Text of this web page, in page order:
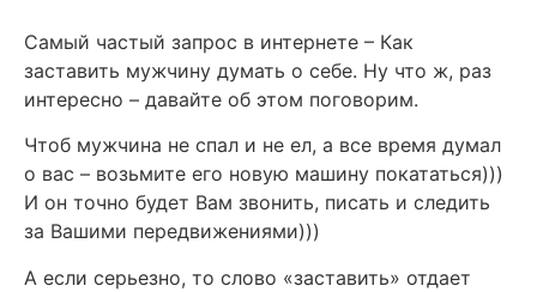
Самый частый запрос в интернете – Как
заставить мужчину думать о себе. Ну что ж, раз
интересно – давайте об этом поговорим.
Чтоб мужчина не спал и не ел, а все время думал
о вас – возьмите его новую машину покататься)))
И он точно будет Вам звонить, писать и следить
за Вашими передвижениями)))
А если серьезно, то слово «заставить» отдает